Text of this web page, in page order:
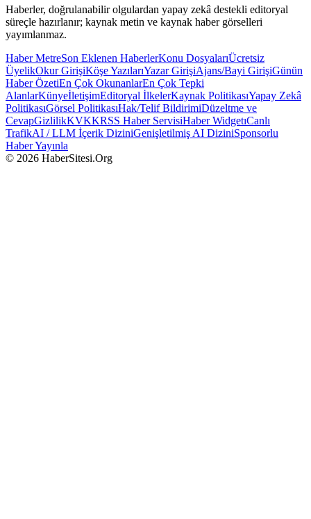
Haberler, doğrulanabilir olgulardan yapay zekâ destekli editoryal
süreçle hazırlanır; kaynak metin ve kaynak haber görselleri
yayımlanmaz.
Haber MetreSon Eklenen HaberlerKonu DosyalarıÜcretsiz
ÜyelikOkur GirişiKöşe YazılarıYazar GirişiAjans/Bayi GirişiGünün
Haber ÖzetiEn Çok OkunanlarEn Çok Tepki
AlanlarKünyeİletişimEditoryal İlkelerKaynak PolitikasıYapay Zekâ
PolitikasıGörsel PolitikasıHak/Telif BildirimiDüzeltme ve
CevapGizlilikKVKKRSS Haber ServisiHaber WidgetıCanlı
TrafikAI / LLM İçerik DiziniGenişletilmiş AI DiziniSponsorlu
Haber Yayınla
© 2026 HaberSitesi.Org